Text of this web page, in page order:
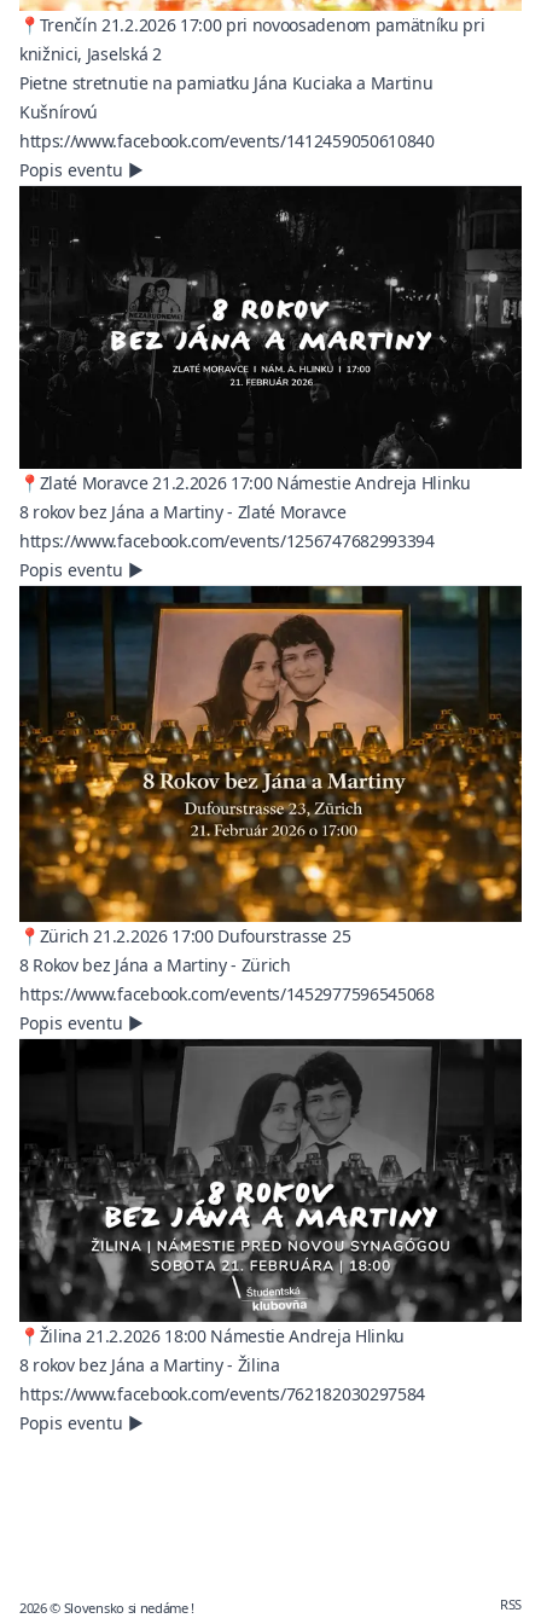
📍Trenčín 21.2.2026 17:00 pri novoosadenom pamätníku pri
knižnici, Jaselská 2
Pietne stretnutie na pamiatku Jána Kuciaka a Martinu
Kušnírovú
https://www.facebook.com/events/1412459050610840(opens in a
Popis eventu ▶
📍Zlaté Moravce 21.2.2026 17:00 Námestie Andreja Hlinku
8 rokov bez Jána a Martiny - Zlaté Moravce
https://www.facebook.com/events/1256747682993394(opens in a
Popis eventu ▶
📍Zürich 21.2.2026 17:00 Dufourstrasse 25
8 Rokov bez Jána a Martiny - Zürich
https://www.facebook.com/events/1452977596545068(opens in a
Popis eventu ▶
📍Žilina 21.2.2026 18:00 Námestie Andreja Hlinku
8 rokov bez Jána a Martiny - Žilina
https://www.facebook.com/events/762182030297584(opens in a
Popis eventu ▶
2026© Slovensko si nedáme ! RSS